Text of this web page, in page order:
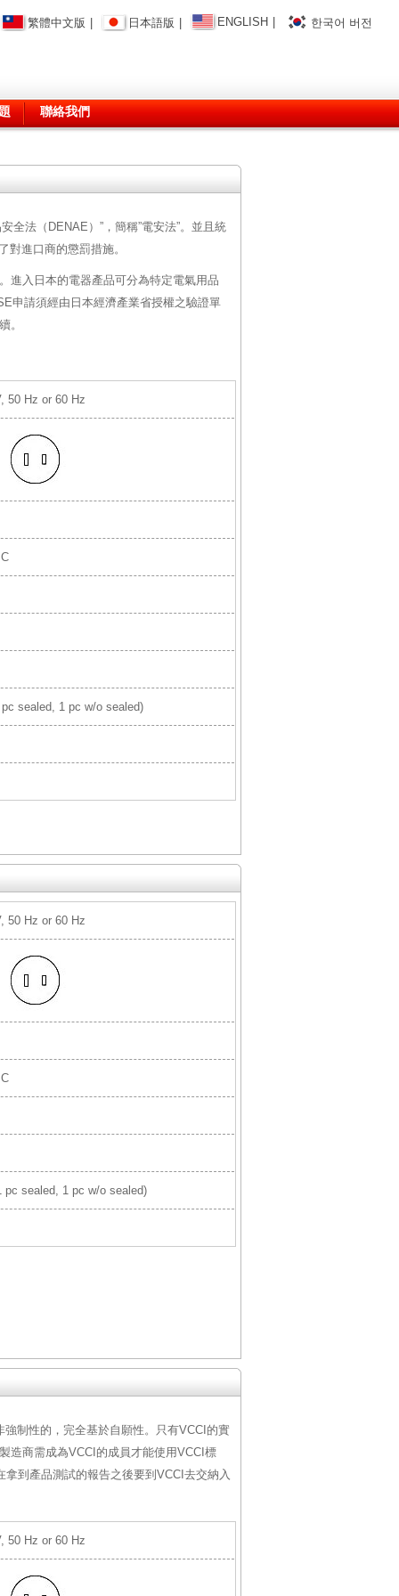
繁體中文版 日本語版 ENGLISH 한국어 버전
聯絡我們
全法（DENAE）”，簡稱”電安法”。並且統
進口商的懲罰措施。
進入日本的電器產品可分為特定電氣用品
申請須經由日本經濟產業省授權之驗證單
。
50 Hz or 60 Hz
sealed, 1 pc w/o sealed)
50 Hz or 60 Hz
pc sealed, 1 pc w/o sealed)
制性的，完全基於自願性。只有VCCI的實
造商需成為VCCI的成員才能使用VCCI標
到產品測試的報告之後要到VCCI去交納入
50 Hz or 60 Hz